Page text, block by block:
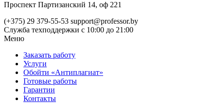
Проспект Партизанский 14, оф 221
(+375) 29 379-55-53 support@professor.by
Служба техподдержки с 10:00 до 21:00
Меню
Заказать работу
Услуги
Обойти «Антиплагиат»
Готовые работы
Гарантии
Контакты